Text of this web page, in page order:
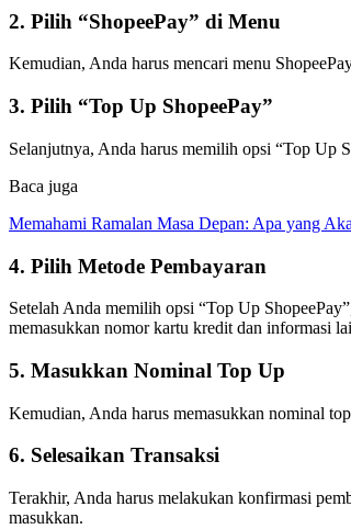
2. Pilih “ShopeePay” di Menu
Kemudian, Anda harus mencari menu
3. Pilih “Top Up ShopeePay”
Selanjutnya, Anda harus memilih opsi “Top Up
Baca juga
Memahami Ramalan Masa Depan: Apa yang
4. Pilih Metode Pembayaran
Setelah Anda memilih opsi “Top Up
memasukkan nomor kartu kredit dan informasi
5. Masukkan Nominal Top Up
Kemudian, Anda harus memasukkan nominal
6. Selesaikan Transaksi
Terakhir, Anda harus melakukan konfirmasi
masukkan.